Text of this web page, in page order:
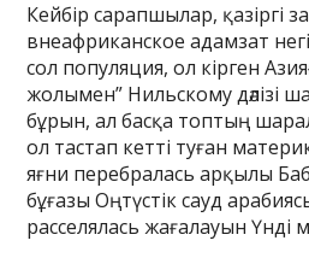
Кейбір сарапшылар, қазіргі
внеафриканское адамзат
сол популяция, ол кірген
жолымен” Нильскому дәлізі
бұрын, ал басқа топтың
ол тастап кетті туған
яғни перебралась арқылы
бұғазы Оңтүстік сауд
расселялась жағалауын Үнді